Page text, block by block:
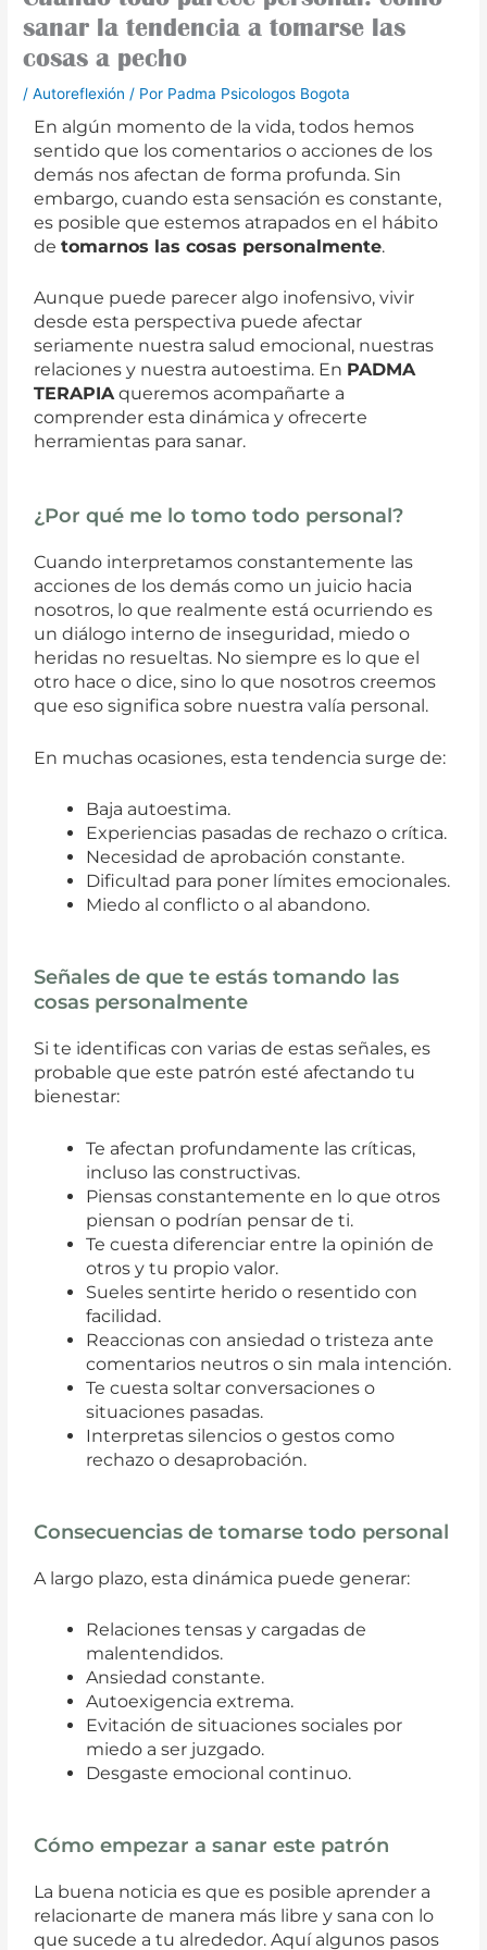
sanar la tendencia a tomarse las
cosas a pecho
/Autoreflexión / Por Padma Psicologos Bogota
En algún momento de la vida, todos hemos
sentido que los comentarios o acciones de los
demás nos afectan de forma profunda. Sin
embargo, cuando esta sensación es constante,
es posible que estemos atrapados en el hábito
detomarnos las cosas personalmente.
Aunque puede parecer algo inofensivo, vivir
desde esta perspectiva puede afectar
seriamente nuestra salud emocional, nuestras
relaciones y nuestra autoestima. En PADMA
TERAPIAqueremos acompañarte a
comprender esta dinámica y ofrecerte
herramientas para sanar.
¿Por qué me lo tomo todo personal?
Cuando interpretamos constantemente las
acciones de los demás como un juicio hacia
nosotros, lo que realmente está ocurriendo es
un diálogo interno de inseguridad, miedo o
heridas no resueltas. No siempre es lo que el
otro hace o dice, sino lo que nosotros creemos
que eso significa sobre nuestra valía personal.
En muchas ocasiones, esta tendencia surge de:
Baja autoestima.
Experiencias pasadas de rechazo o crítica.
Necesidad de aprobación constante.
Dificultad para poner límites emocionales.
Miedo al conflicto o al abandono.
Señales de que te estás tomando las
cosas personalmente
Si te identificas con varias de estas señales, es
probable que este patrón esté afectando tu
bienestar:
Te afectan profundamente las críticas,
incluso las constructivas.
Piensas constantemente en lo que otros
piensan o podrían pensar de ti.
Te cuesta diferenciar entre la opinión de
otros y tu propio valor.
Sueles sentirte herido o resentido con
facilidad.
Reaccionas con ansiedad o tristeza ante
comentarios neutros o sin mala intención.
Te cuesta soltar conversaciones o
situaciones pasadas.
Interpretas silencios o gestos como
rechazo o desaprobación.
Consecuencias de tomarse todo personal
A largo plazo, esta dinámica puede generar:
Relaciones tensas y cargadas de
malentendidos.
Ansiedad constante.
Autoexigencia extrema.
Evitación de situaciones sociales por
miedo a ser juzgado.
Desgaste emocional continuo.
Cómo empezar a sanar este patrón
La buena noticia es que es posible aprender a
relacionarte de manera más libre y sana con lo
que sucede a tu alrededor. Aquí algunos pasos